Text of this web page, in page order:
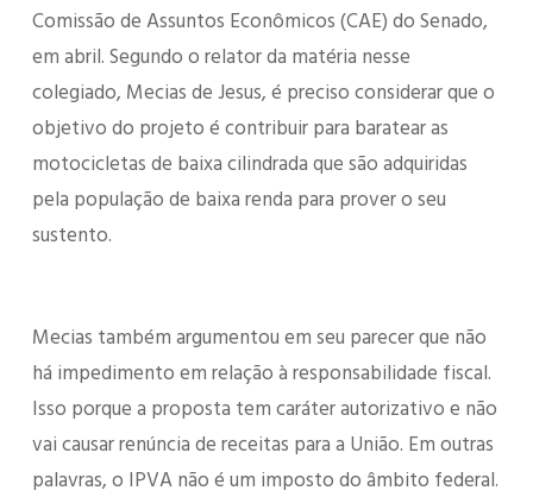
Comissão de Assuntos Econômicos (CAE) do Senado,
em abril. Segundo o relator da matéria nesse
colegiado, Mecias de Jesus, é preciso considerar que o
objetivo do projeto é contribuir para baratear as
motocicletas de baixa cilindrada que são adquiridas
pela população de baixa renda para prover o seu
sustento.
Mecias também argumentou em seu parecer que não
há impedimento em relação à responsabilidade fiscal.
Isso porque a proposta tem caráter autorizativo e não
vai causar renúncia de receitas para a União. Em outras
palavras, o IPVA não é um imposto do âmbito federal.